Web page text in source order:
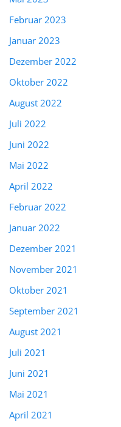
Februar 2023
Januar 2023
Dezember 2022
Oktober 2022
August 2022
Juli 2022
Juni 2022
Mai 2022
April 2022
Februar 2022
Januar 2022
Dezember 2021
November 2021
Oktober 2021
September 2021
August 2021
Juli 2021
Juni 2021
Mai 2021
April 2021